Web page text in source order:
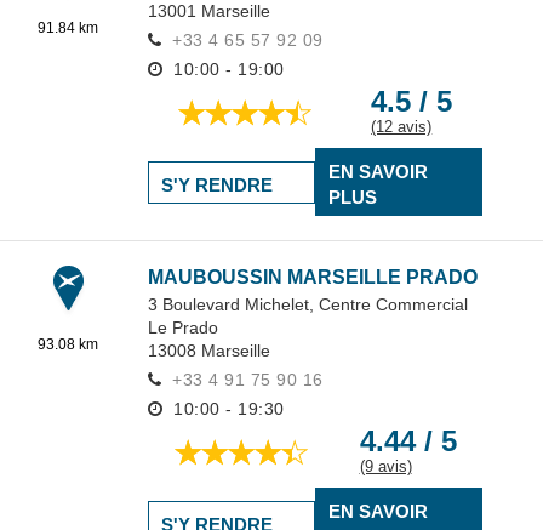
91.84 km
13001 Marseille
+33 4 65 57 92 09
10:00 - 19:00
4.5 / 5
(12 avis)
EN SAVOIR
PLUS
S'Y RENDRE
93.08 km
MAUBOUSSIN MARSEILLE PRADO
3 Boulevard Michelet, Centre Commercial
Le Prado
13008 Marseille
+33 4 91 75 90 16
10:00 - 19:30
4.44 / 5
(9 avis)
EN SAVOIR
S'Y RENDRE